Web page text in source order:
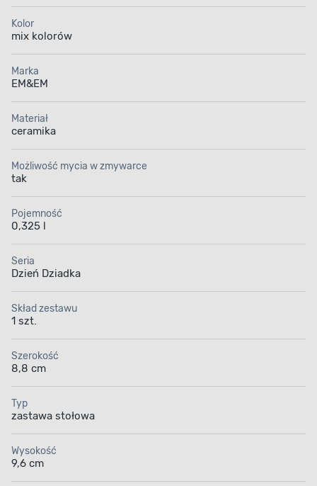
Kolor
mix kolorów
Marka
EM&EM
Materiał
ceramika
Możliwość mycia w zmywarce
tak
Pojemność
0,325 l
Seria
Dzień Dziadka
Skład zestawu
1 szt.
Szerokość
8,8 cm
Typ
zastawa stołowa
Wysokość
9,6 cm